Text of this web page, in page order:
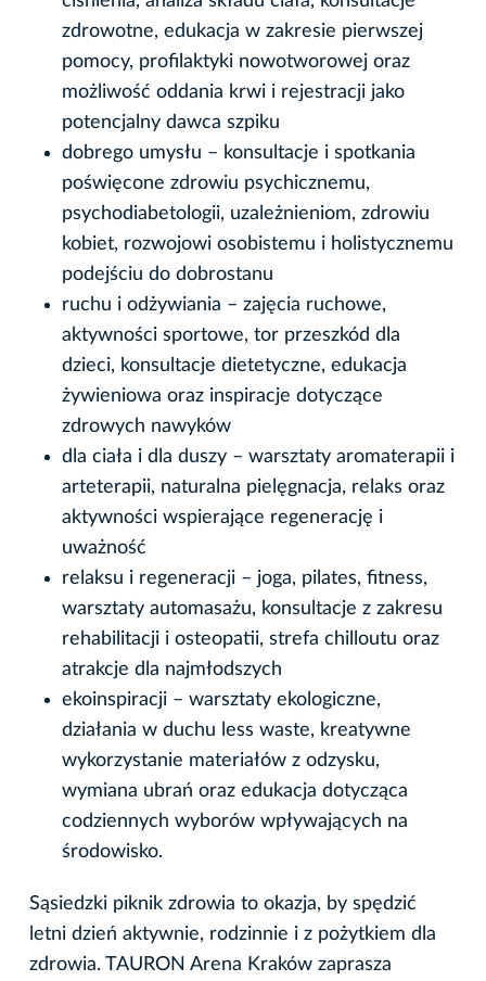
zdrowotne, edukacja w zakresie pierwszej
pomocy, profilaktyki nowotworowej oraz
możliwość oddania krwi i rejestracji jako
potencjalny dawca szpiku
dobrego umysłu – konsultacje i spotkania
poświęcone zdrowiu psychicznemu,
psychodiabetologii, uzależnieniom, zdrowiu
kobiet, rozwojowi osobistemu i holistycznemu
podejściu do dobrostanu
ruchu i odżywiania – zajęcia ruchowe,
aktywności sportowe, tor przeszkód dla
dzieci, konsultacje dietetyczne, edukacja
żywieniowa oraz inspiracje dotyczące
zdrowych nawyków
dla ciała i dla duszy – warsztaty aromaterapii i
arteterapii, naturalna pielęgnacja, relaks oraz
aktywności wspierające regenerację i
uważność
relaksu i regeneracji – joga, pilates, fitness,
warsztaty automasażu, konsultacje z zakresu
rehabilitacji i osteopatii, strefa chilloutu oraz
atrakcje dla najmłodszych
ekoinspiracji – warsztaty ekologiczne,
działania w duchu less waste, kreatywne
wykorzystanie materiałów z odzysku,
wymiana ubrań oraz edukacja dotycząca
codziennych wyborów wpływających na
środowisko.
Sąsiedzki piknik zdrowia to okazja, by spędzić
letni dzień aktywnie, rodzinnie i z pożytkiem dla
zdrowia. TAURON Arena Kraków zaprasza